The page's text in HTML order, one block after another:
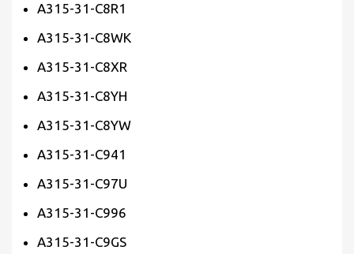
A315-31-C8R1
A315-31-C8WK
A315-31-C8XR
A315-31-C8YH
A315-31-C8YW
A315-31-C941
A315-31-C97U
A315-31-C996
A315-31-C9GS